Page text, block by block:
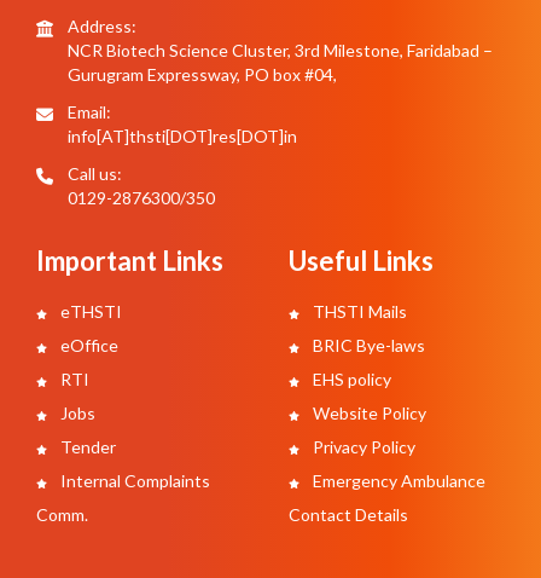
Address:
NCR Biotech Science Cluster, 3rd Milestone, Faridabad –
Gurugram Expressway, PO box #04,
Email:
info[AT]thsti[DOT]res[DOT]in
Call us:
0129-2876300/350
Important Links
eTHSTI
eOffice
RTI
Jobs
Tender
Internal Complaints
Comm.
Useful Links
THSTI Mails
BRIC Bye-laws
EHS policy
Website Policy
Privacy Policy
Emergency Ambulance
Contact Details